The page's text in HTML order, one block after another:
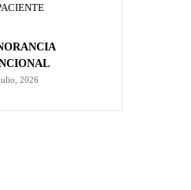
2026